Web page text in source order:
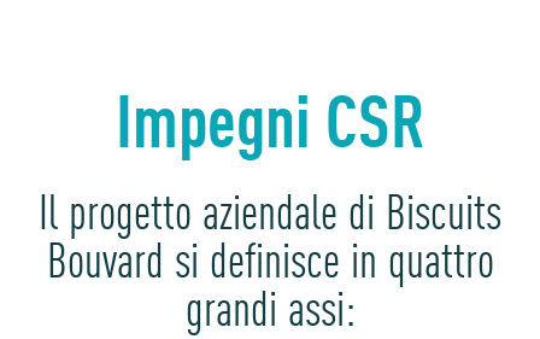
Impegni CSR
Il progetto aziendale di Biscuits
Bouvard si definisce in quattro
grandi assi: